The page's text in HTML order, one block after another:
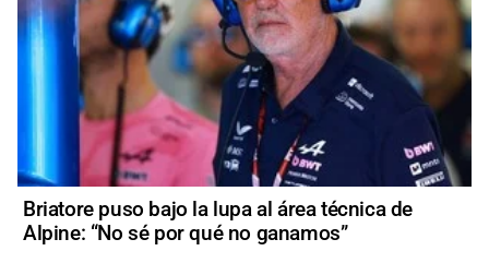
Briatore puso bajo la lupa al área técnica de
Alpine: “No sé por qué no ganamos”